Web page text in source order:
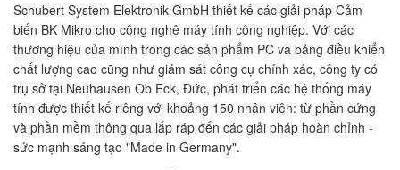
Schubert System Elektronik GmbH thiết kế các giải pháp Cảm
biến BK Mikro cho công nghệ máy tính công nghiệp. Với các
thương hiệu của mình trong các sản phẩm PC và bảng điều khiển
chất lượng cao cũng như giám sát công cụ chính xác, công ty có
trụ sở tại Neuhausen Ob Eck, Đức, phát triển các hệ thống máy
tính được thiết kế riêng với khoảng 150 nhân viên: từ phần cứng
và phần mềm thông qua lắp ráp đến các giải pháp hoàn chỉnh -
sức mạnh sáng tạo "Made in Germany".